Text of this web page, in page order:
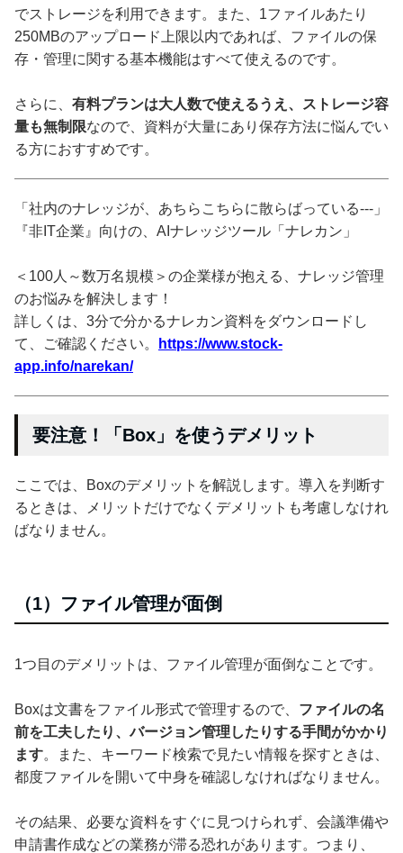
でストレージを利用できます。また、1ファイルあたり
250MBのアップロード上限以内であれば、ファイルの保
存・管理に関する基本機能はすべて使えるのです。
さらに、 有料プランは大人数で使えるうえ、ストレージ容
量も無制限なので、資料が大量にあり保存方法に悩んでい
る方におすすめです。
「社内のナレッジが、あちらこちらに散らばっている---」
『非IT企業』向けの、AIナレッジツール「ナレカン」
＜100人～数万名規模＞の企業様が抱える、ナレッジ管理
のお悩みを解決します！
詳しくは、3分で分かるナレカン資料をダウンロードし
て、ご確認ください。
https://www.stock-
app.info/narekan/
要注意！「Box」を使うデメリット
ここでは、Boxのデメリットを解説します。導入を判断す
るときは、メリットだけでなくデメリットも考慮しなけれ
ばなりません。
（1）ファイル管理が面倒
1つ目のデメリットは、ファイル管理が面倒なことです。
Boxは文書をファイル形式で管理するので、 ファイルの名
前を工夫したり、バージョン管理したりする手間がかかり
ます。また、キーワード検索で見たい情報を探すときは、
都度ファイルを開いて中身を確認しなければなりません。
その結果、必要な資料をすぐに見つけられず、会議準備や
申請書作成などの業務が滞る恐れがあります。つまり、